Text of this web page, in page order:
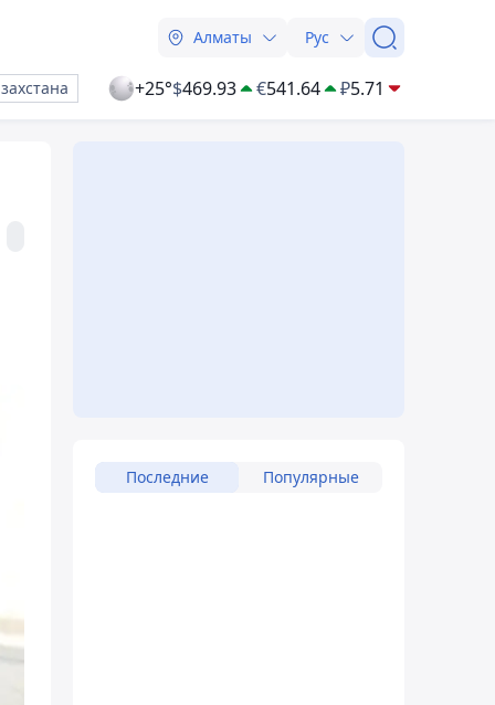
Алматы Рус
+25°$469.93 €541.64 ₽5.71
Последние Популярные